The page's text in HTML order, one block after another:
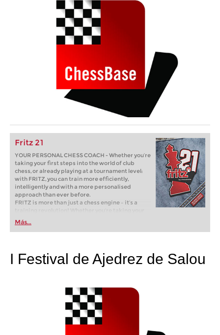
Fritz 21
YOUR PERSONAL CHESS COACH - Whether you’re
taking your first steps into the world of club
chess, or already playing at a tournament level:
with FRITZ, you can train more efficiently,
intelligently and with a more personalised
approach than ever before.
FRITZ is more than just a chess engine – it’s a
training revolution! Whether you’re taking your
first steps into the world of club chess, or already
playing at a tournament level: with FRITZ, you can
train more efficiently, intelligently and with a
Más...
I Festival de Ajedrez de Salou